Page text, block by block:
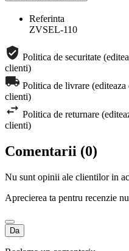
Referinta
ZVSEL-110
Politica de securitate
clienti)
Politica de livrare
clienti)
Politica de returnare
clienti)
Comentarii (0)
Nu sunt opinii ale clientilor in
Aprecierea ta pentru recenzie
Da